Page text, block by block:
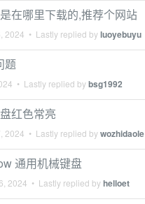
在哪里下载的,推荐个网站
2024 • Lastly replied byluoyebuyu
题
• Lastly replied bybsg1992
红色常亮
2024 • Lastly replied bywozhidaole
通用机械键盘
2024 • Lastly replied byhelloet